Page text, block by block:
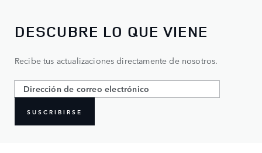
DESCUBRE LO QUE VIENE
Recibe tus actualizaciones directamente de nosotros.
SUSCRIBIRSE